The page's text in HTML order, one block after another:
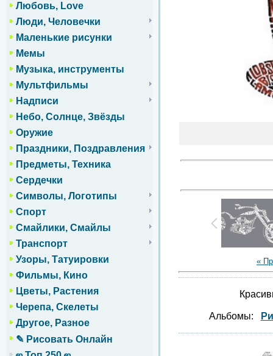
Любовь, Love
Люди, Человечки
Маленькие рисунки
Мемы
Музыка, инструменты
Мультфильмы
Надписи
Небо, Солнце, Звёзды
Оружие
Праздники, Поздравления
Предметы, Техника
Сердечки
Символы, Логотипы
Спорт
Смайлики, Смайлы
Транспорт
Узоры, Татуировки
Фильмы, Кино
Цветы, Растения
Черепа, Скелеты
Другое, Разное
✎ Рисовать Онлайн
«
Альбомы: